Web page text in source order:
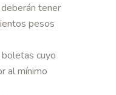
tener
pesos
cuyo
al mínimo